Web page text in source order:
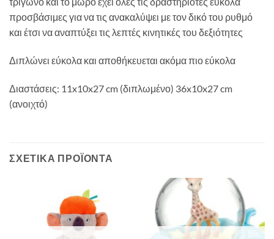
προσβάσιμες για να τις ανακαλύψει με τον δικό του ρυθμό
και έτσι να αναπτύξει τις λεπτές κινητικές του δεξιότητες
Διπλώνει εύκολα και αποθήκευεται ακόμα πιο εύκολα
Διαστάσεις: 11x10x27 cm (διπλωμένο) 36x10x27 cm
(ανοιχτό)
ΣΧΕΤΙΚΆ ΠΡΟΪΌΝΤΑ